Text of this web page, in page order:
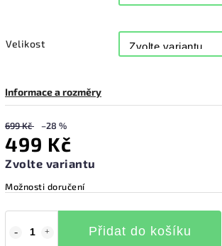
Velikost
Informace a rozměry
699 Kč –28 %
499 Kč
Zvolte variantu
Možnosti doručení
Přidat do košíku